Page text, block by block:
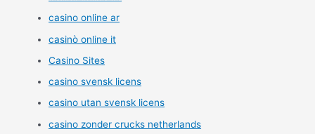
casino online ar
casinò online it
Casino Sites
casino svensk licens
casino utan svensk licens
casino zonder crucks netherlands